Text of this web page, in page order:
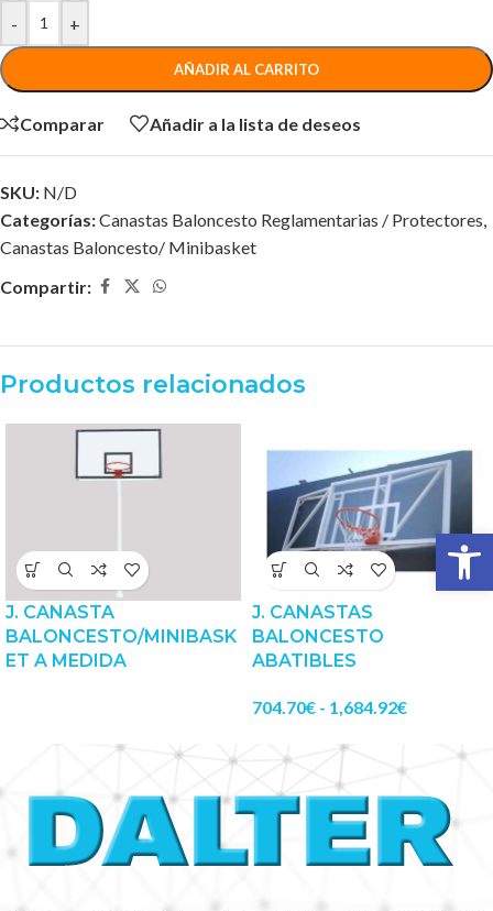
- +
AÑADIR AL CARRITO
Comparar Añadir a la lista de deseos
SKU: N/D
Categorías:Canastas Baloncesto Reglamentarias / Protectores,
Canastas Baloncesto/ Minibasket
Compartir:
Productos relacionados
J. CANASTA
BALONCESTO/MINIBASK
ET A MEDIDA
J. CANASTAS
BALONCESTO
ABATIBLES
704.70€ - 1,684.92€
Abrir